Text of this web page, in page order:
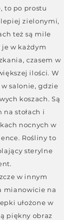
to po prostu
zielonymi,
też są mile
w każdym
czasem w
ilości. W
salonie, gdzie
koszach. Są
na stołach i
nocnych w
Rośliny to
sterylne
w innym
mianowicie na
ułożone w
piękny obraz